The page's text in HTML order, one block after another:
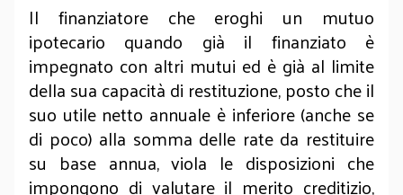
Il finanziatore che eroghi un mutuo
ipotecario quando già il finanziato è
impegnato con altri mutui ed è già al limite
della sua capacità di restituzione, posto che il
suo utile netto annuale è inferiore (anche se
di poco) alla somma delle rate da restituire
su base annua, viola le disposizioni che
impongono di valutare il merito creditizio,